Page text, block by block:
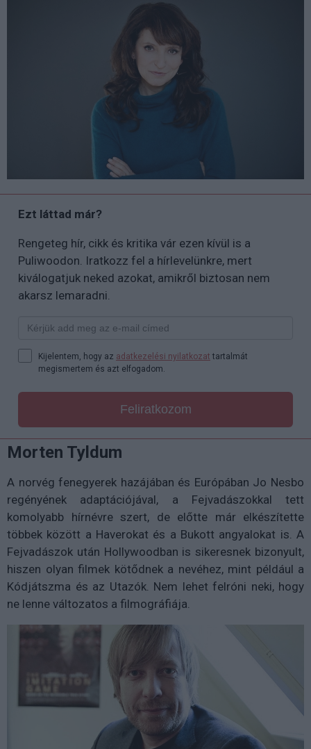
Ezt láttad már?
Rengeteg hír, cikk és kritika vár ezen kívül is a
Puliwoodon. Iratkozz fel a hírlevelünkre, mert
kiválogatjuk neked azokat, amikről biztosan nem
akarsz lemaradni.
Kijelentem, hogy az adatkezelési nyilatkozat tartalmát
megismertem és azt elfogadom.
Feliratkozom
Morten Tyldum
A norvég fenegyerek hazájában és Európában Jo Nesbo
regényének adaptációjával, a Fejvadászokkal tett
komolyabb hírnévre szert, de előtte már elkészítette
többek között a Haverokat és a Bukott angyalokat is. A
Fejvadászok után Hollywoodban is sikeresnek bizonyult,
hiszen olyan filmek kötődnek a nevéhez, mint például a
Kódjátszma és az Utazók. Nem lehet felróni neki, hogy
ne lenne változatos a filmográfiája.